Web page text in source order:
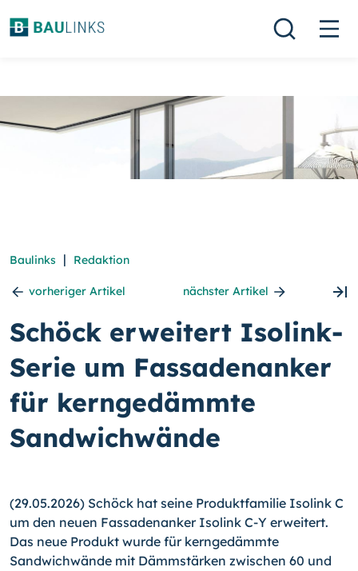
Baulinks | Redaktion
vorheriger Artikel nächster Artikel
Schöck erweitert Isolink-
Serie um Fassadenanker
für kerngedämmte
Sandwichwände
(29.05.2026) Schöck hat seine Produktfamilie Isolink C
um den neuen Fassadenanker Isolink C-Y erweitert.
Das neue Produkt wurde für kerngedämmte
Sandwichwände mit Dämmstärken zwischen 60 und